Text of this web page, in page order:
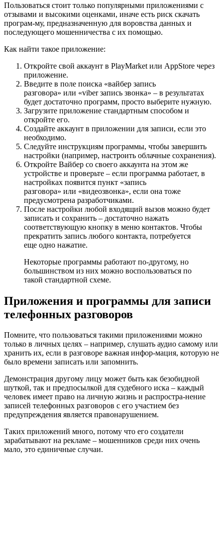
Пользоваться стоит только популярными приложениями с
отзывами и высокими оценками, иначе есть риск скачать
програм-му, предназначенную для воровства данных и
последующего мошенничества с их помощью.
Как найти такое приложение:
Откройте свой аккаунт в PlayMarket или AppStore через
приложение.
Введите в поле поиска «вайбер запись
разговора» или «viber запись звонка» – в результатах
будет достаточно программ, просто выберите нужную.
Загрузите приложение стандартным способом и
откройте его.
Создайте аккаунт в приложении для записи, если это
необходимо.
Следуйте инструкциям программы, чтобы завершить
настройки (например, настроить облачные сохранения).
Откройте Вайбер со своего аккаунта на этом же
устройстве и проверьте – если программа работает, в
настройках появится пункт «запись
разговора» или «видеозвонка», если она тоже
предусмотрена разработчиками.
После настройки любой входящий вызов можно будет
записать и сохранить – достаточно нажать
соответствующую кнопку в меню контактов. Чтобы
прекратить запись любого контакта, потребуется
еще одно нажатие.
Некоторые программы работают по-другому, но
большинством из них можно воспользоваться по
такой стандартной схеме.
Приложения и программы для записи
телефонных разговоров
Помните, что пользоваться такими приложениями можно
только в личных целях – например, слушать аудио самому или
хранить их, если в разговоре важная инфор-мация, которую не
было времени записать или запомнить.
Демонстрация другому лицу может быть как безобидной
шуткой, так и предпосылкой для судебного иска – каждый
человек имеет право на личную жизнь и распростра-нение
записей телефонных разговоров с его участием без
предупреждения является правонарушением.
Таких приложений много, потому что его создатели
зарабатывают на рекламе – мошенников среди них очень
мало, это единичные случаи.